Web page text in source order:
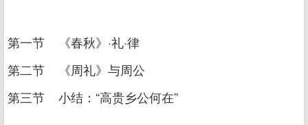
第一节 《春秋》·礼·律
第二节 《周礼》与周公
第三节 小结：“高贵乡公何在”